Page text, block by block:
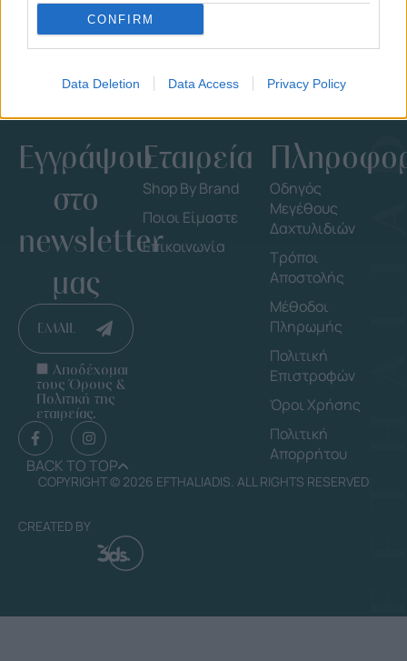
CONFIRM
Data Deletion Data Access Privacy Policy
Εγγράψου
στο
newsletter
μας
EMAIL
Αποδέχομαι
τους Όρους &
Πολιτική της
εταιρείας.
BACK TO TOP
Εταιρεία
Shop By Brand
Ποιοι Είμαστε
Επικοινωνία
Οδηγός
Μεγέθους
Δαχτυλιδιών
Τρόποι
Αποστολής
Μέθοδοι
Πληρωμής
Πολιτική
Επιστροφών
Όροι Χρήσης
Πολιτική
Απορρήτου
COPYRIGHT © 2026 EFTHALIADIS. ALL RIGHTS RESERVED
CREATED BY